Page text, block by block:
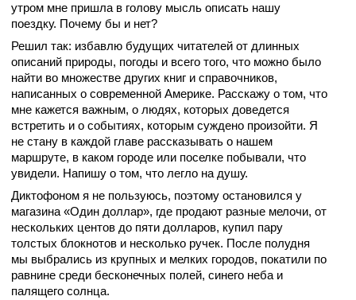
утром мне пришла в голову мысль описать нашу
поездку. Почему бы и нет?
Решил так: избавлю будущих читателей от длинных
описаний природы, погоды и всего того, что можно было
найти во множестве других книг и справочников,
написанных о современной Америке. Расскажу о том, что
мне кажется важным, о людях, которых доведется
встретить и о событиях, которым суждено произойти. Я
не стану в каждой главе рассказывать о нашем
маршруте, в каком городе или поселке побывали, что
увидели. Напишу о том, что легло на душу.
Диктофоном я не пользуюсь, поэтому остановился у
магазина «Один доллар», где продают разные мелочи, от
нескольких центов до пяти долларов, купил пару
толстых блокнотов и несколько ручек. После полудня
мы выбрались из крупных и мелких городов, покатили по
равнине среди бесконечных полей, синего неба и
палящего солнца.